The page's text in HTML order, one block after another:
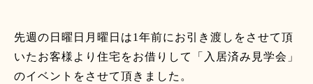
先週の日曜日月曜日は1 年前にお引き渡しをさせて頂
いたお客様より住宅をお借りして「入居済み見学会」
のイベントをさせて頂きました。